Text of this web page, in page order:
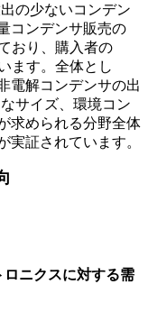
の少ないコンデン
コンデンサ販売の
おり、購入者の
ます。全体とし
電解コンデンサの出
サイズ、環境コン
求められる分野全体
実証されています。
ニクスに対する需